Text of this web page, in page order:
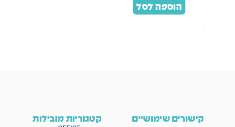
הוספה לסל
קישורים שימושיים קטגוריות מובילות